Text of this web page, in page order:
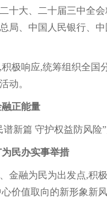
十大、二十届三中全
局、中国人民银行、
极响应,统筹组织全国
动。
正能量
新篇 守护权益防风险
民办实事举措
金融为民为出发点,积
价值取向的新形象新风